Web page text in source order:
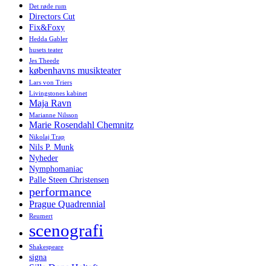
Det røde rum
Directors Cut
Fix&Foxy
Hedda Gabler
husets teater
Jes Theede
københavns musikteater
Lars von Triers
Livingstones kabinet
Maja Ravn
Marianne Nilsson
Marie Rosendahl Chemnitz
Nikolaj Trap
Nils P. Munk
Nyheder
Nymphomaniac
Palle Steen Christensen
performance
Prague Quadrennial
Reumert
scenografi
Shakespeare
signa